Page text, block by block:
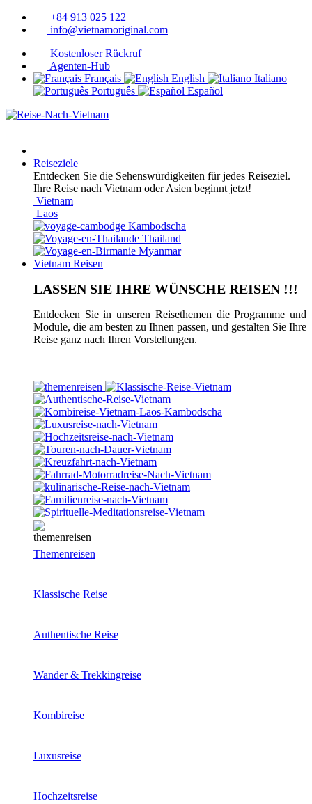
+84 913 025 122
info@vietnamoriginal.com
Kostenloser Rückruf
Agenten-Hub
Français
English
Italiano
Português
Español
Reiseziele
Entdecken Sie die Sehenswürdigkeiten für jedes Reiseziel.
Ihre Reise nach Vietnam oder Asien beginnt jetzt!
Vietnam
Laos
Kambodscha
Thailand
Myanmar
Vietnam Reisen
LASSEN SIE IHRE WÜNSCHE REISEN !!!
Entdecken Sie in unseren Reisethemen die Programme und
Module, die am besten zu Ihnen passen, und gestalten Sie Ihre
Reise ganz nach Ihren Vorstellungen.
Themenreisen
Klassische Reise
Authentische Reise
Wander & Trekkingreise
Kombireise
Luxusreise
Hochzeitsreise